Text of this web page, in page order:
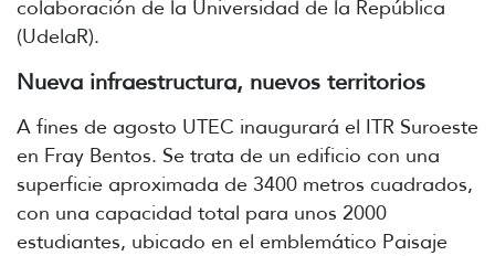
colaboración de la Universidad de la República
(UdelaR).
Nueva infraestructura, nuevos territorios
A fines de agosto UTEC inaugurará el ITR Suroeste
en Fray Bentos. Se trata de un edificio con una
superficie aproximada de 3400 metros cuadrados,
con una capacidad total para unos 2000
estudiantes, ubicado en el emblemático Paisaje